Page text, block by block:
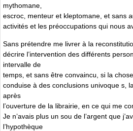
mythomane,
escroc, menteur et kleptomane, et sans
activités et les préoccupations qui nous
Sans prétendre me livrer à la
décrire l’intervention des différents
intervalle de
temps, et sans être convaincu, si la
conduise à des conclusions univoque s,
après
l’ouverture de la librairie, en ce qui me
Je n’avais plus un sou de l’argent que
l’hypothèque